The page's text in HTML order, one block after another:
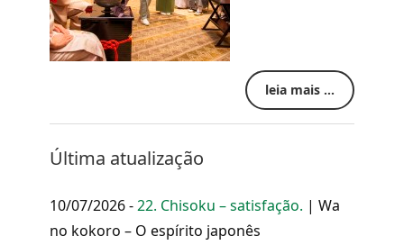
leia mais ...
Última atualização
10/07/2026 -22. Chisoku – satisfação. | Wa
no kokoro – O espírito japonês